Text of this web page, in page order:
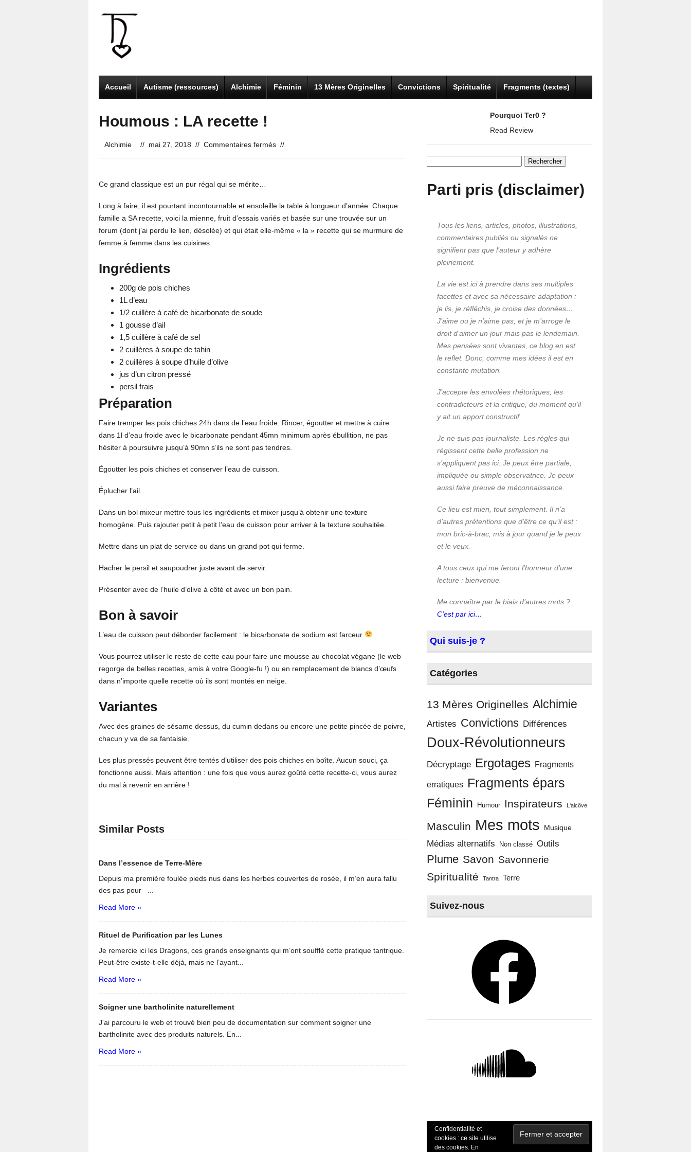
Accueil Autisme (ressources) Alchimie Féminin 13 Mères Originelles Convictions Spiritualité Fragments (textes)
Houmous : LA recette !
Alchimie // mai 27, 2018 // Commentaires ferméssur
!
//
Ce grand classique est un pur régal qui se mérite…
Long à faire, il est pourtant incontournable et ensoleille la table à longueur d’année. Chaque
famille a SA recette, voici la mienne, fruit d’essais variés et basée sur une trouvée sur un
forum (dont j’ai perdu le lien, désolée) et qui était elle-même « la » recette qui se murmure de
femme à femme dans les cuisines.
Ingrédients
200g de pois chiches
1L d’eau
1/2 cuillère à café de bicarbonate de soude
1 gousse d’ail
1,5 cuillère à café de sel
2 cuillères à soupe de tahin
2 cuillères à soupe d’huile d’olive
jus d’un citron pressé
persil frais
Préparation
Faire tremper les pois chiches 24h dans de l’eau froide. Rincer, égoutter et mettre à cuire
dans 1l d’eau froide avec le bicarbonate pendant 45mn minimum après ébullition, ne pas
hésiter à poursuivre jusqu’à 90mn s’ils ne sont pas tendres.
Égoutter les pois chiches et conserver l’eau de cuisson.
Éplucher l’ail.
Dans un bol mixeur mettre tous les ingrédients et mixer jusqu’à obtenir une texture
homogène. Puis rajouter petit à petit l’eau de cuisson pour arriver à la texture souhaitée.
Mettre dans un plat de service ou dans un grand pot qui ferme.
Hacher le persil et saupoudrer juste avant de servir.
Présenter avec de l’huile d’olive à côté et avec un bon pain.
Bon à savoir
L’eau de cuisson peut déborder facilement : le bicarbonate de sodium est farceur
Vous pourrez utiliser le reste de cette eau pour faire une mousse au chocolat végane (le web
regorge de belles recettes, amis à votre Google-fu !) ou en remplacement de blancs d’œufs
dans n’importe quelle recette où ils sont montés en neige.
Variantes
Avec des graines de sésame dessus, du cumin dedans ou encore une petite pincée de poivre,
chacun y va de sa fantaisie.
Les plus pressés peuvent être tentés d’utiliser des pois chiches en boîte. Aucun souci, ça
fonctionne aussi. Mais attention : une fois que vous aurez goûté cette recette-ci, vous aurez
du mal à revenir en arrière !
Similar Posts
Dans l’essence de Terre-Mère
Depuis ma première foulée pieds nus dans les herbes couvertes de rosée, il m’en aura fallu
des pas pour –...
Read More »
Rituel de Purification par les Lunes
Je remercie ici les Dragons, ces grands enseignants qui m’ont soufflé cette pratique tantrique.
Peut-être existe-t-elle déjà, mais ne l’ayant...
Read More »
Soigner une bartholinite naturellement
J'ai parcouru le web et trouvé bien peu de documentation sur comment soigner une
bartholinite avec des produits naturels. En...
Read More »
Pourquoi Ter0 ?
Read Review
Rechercher :
Parti pris (disclaimer)
Tous les liens, articles, photos, illustrations,
commentaires publiés ou signalés ne
signifient pas que l’auteur y adhère
pleinement.
La vie est ici à prendre dans ses multiples
facettes et avec sa nécessaire adaptation :
je lis, je réfléchis, je croise des données…
J’aime ou je n’aime pas, et je m’arroge le
droit d’aimer un jour mais pas le lendemain.
Mes pensées sont vivantes, ce blog en est
le reflet. Donc, comme mes idées il est en
constante mutation.
J’accepte les envolées rhétoriques, les
contradicteurs et la critique, du moment qu’il
y ait un apport constructif.
Je ne suis pas journaliste. Les règles qui
régissent cette belle profession ne
s’appliquent pas ici. Je peux être partiale,
impliquée ou simple observatrice. Je peux
aussi faire preuve de méconnaissance.
Ce lieu est mien, tout simplement. Il n’a
d’autres prétentions que d’être ce qu’il est :
mon bric-à-brac, mis à jour quand je le peux
et le veux.
A tous ceux qui me feront l’honneur d’une
lecture : bienvenue.
Me connaître par le biais d’autres mots ?
C’est par ici…
Qui suis-je ?
Catégories
13 Mères Originelles Alchimie
Artistes Convictions Différences
Doux-Révolutionneurs
Décryptage Ergotages Fragments
erratiques Fragments épars
Féminin Humour Inspirateurs L'alcôve
Masculin Mes mots Musique
Médias alternatifs Non classé Outils
Plume Savon Savonnerie
Spiritualité Tantra Terre
Suivez-nous
Confidentialité et
cookies : ce site utilise
des cookies. En